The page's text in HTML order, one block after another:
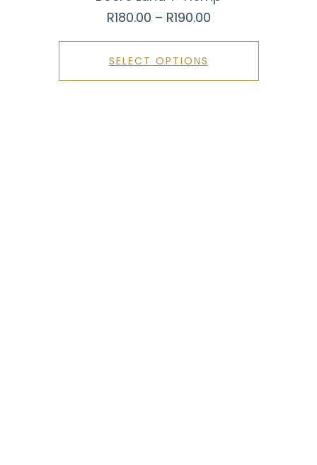
R180.00 – R190.00
SELECT OPTIONS